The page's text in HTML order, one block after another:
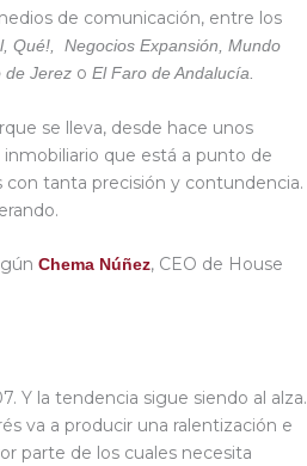
de comunicación, entre los
Qué!, Negocios Expansión, Mundo
de Jerez o El Faro de Andalucía.
se lleva, desde hace unos
que está a punto de
tanta precisión y contundencia.
Chema Núñez, CEO de House
Y la tendencia sigue siendo al alza.
va a producir una ralentización e
parte de los cuales necesita